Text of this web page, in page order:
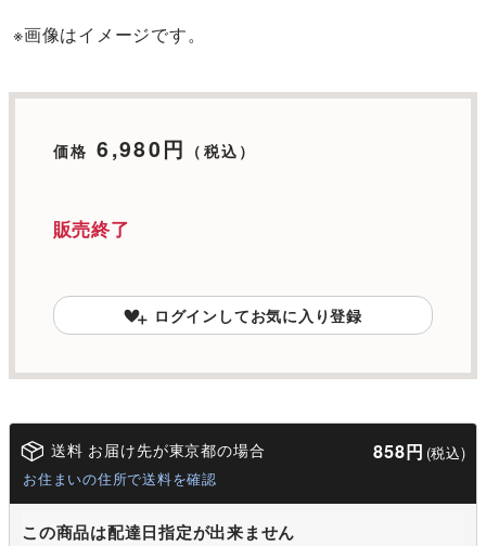
※画像はイメージです。
価格 6,980円 （税込）
販売終了
ログインしてお気に入り登録
送料 お届け先が東京都の場合 858円 (税込)
お住まいの住所で送料を確認
この商品は配達日指定が出来ません